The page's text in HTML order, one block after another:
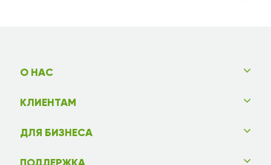
О НАС
КЛИЕНТАМ
ДЛЯ БИЗНЕСА